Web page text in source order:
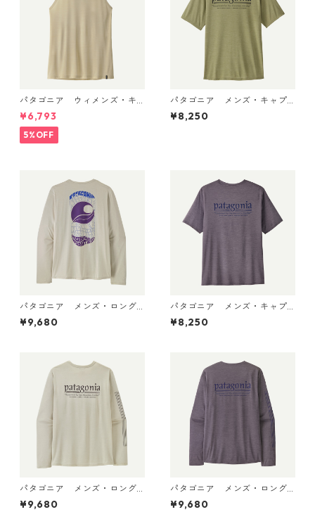
パタゴニア ウィメンズ・キ
ャプリーン・クール・ウルト
ラ・タンク Pumice - Dyno W
hite X-Dye 44740 日本正規
品
¥6,793
5%OFF
パタゴニア メンズ・キャプ
リーン・クール・デイリー・
シャツ（ハット・トリッパ
¥8,250
パタゴニア メンズ・ロング
スリーブ・キャプリーン・ク
ール・デイリー・シャツ（パ
¥9,680
パタゴニア メンズ・キャプ
リーン・クール・デイリー・
シャツ（ハット・トリッパ
¥8,250
パタゴニア メンズ・ロング
スリーブ・キャプリーン・ク
ール・デイリー・シャツ（ハ
¥9,680
パタゴニア メンズ・ロング
スリーブ・キャプリーン・ク
ール・デイリー・シャツ（ハ
¥9,680